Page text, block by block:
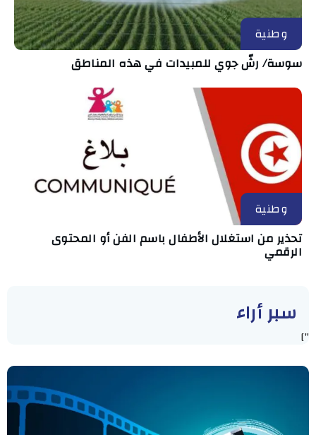
وطنية
سوسة/ رشّ جوي للمبيدات في هذه المناطق
وطنية
تحذير من استغلال الأطفال باسم الفن أو المحتوى
الرقمي
سبر أراء
"]